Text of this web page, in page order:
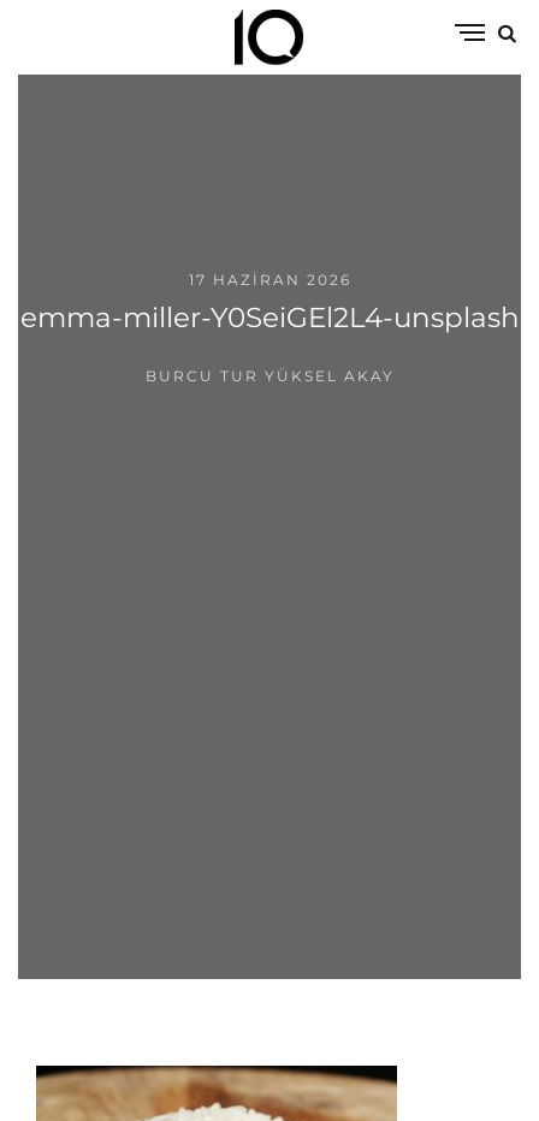
17 HAZIRAN 2026
emma-miller-Y0SeiGEl2L4-unsplash
BURCU TUR YÜKSEL AKAY